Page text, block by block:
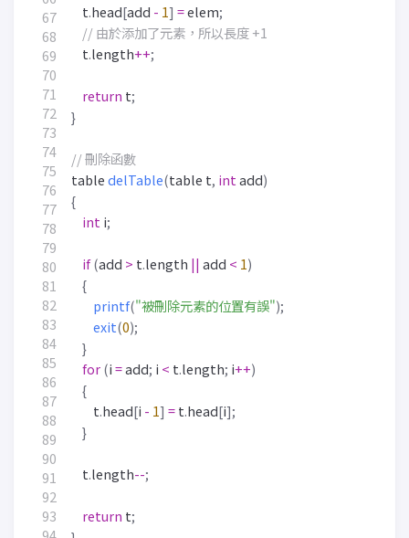
67
74
77
84
87
t.head[add - 1] =elem;
t.length++;
return t;
}
table delTable(table t, int add)
{
int i;
if(add > t.length || add < 1)
{
printf("被刪除元素的位置有誤");
exit(0);
}
for(i =add; i < t.length; i++)
{
t.head[i - 1] =t.head[i];
}
t.length--;
return t;